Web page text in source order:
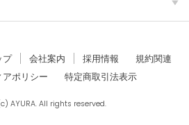
プ 会社案内 採用情報
規約関連
アポリシー
特定商取引法表示
AYURA. All rights reserved.